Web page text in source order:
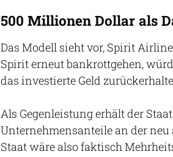
500 Millionen Dollar als
Das Modell sieht vor, Spirit
Spirit erneut bankrottgehen,
das investierte Geld
Als Gegenleistung erhält der
Unternehmensanteile an der
Staat wäre also faktisch